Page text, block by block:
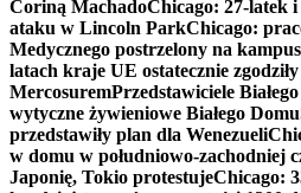
Coriną MachadoChicago: 27-latek
ataku w Lincoln ParkChicago:
Medycznego postrzelony na
latach kraje UE ostatecznie
MercosuremPrzedstawiciele
wytyczne żywieniowe Białego Domu
przedstawiły plan dla Wenezueli
w domu w południowo-zachodniej
Japonię, Tokio protestujeChicago: